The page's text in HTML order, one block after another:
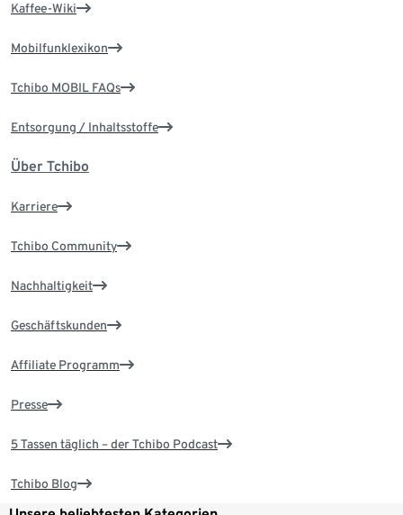
Kaffee-Wiki
Mobilfunklexikon
Tchibo MOBIL FAQs
Entsorgung / Inhaltsstoffe
Über Tchibo
Karriere
Tchibo Community
Nachhaltigkeit
Geschäftskunden
Affiliate Programm
Presse
5 Tassen täglich – der Tchibo Podcast
Tchibo Blog